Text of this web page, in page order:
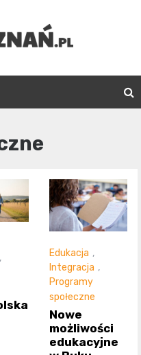
,
Edukacja ,
Integracja ,
Programy
społeczne
Nowe
możliwości
edukacyjne